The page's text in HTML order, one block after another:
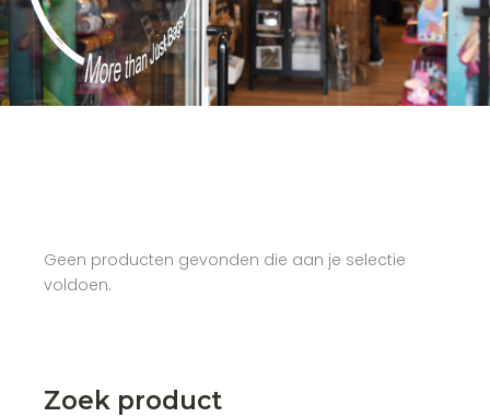
Geen producten gevonden die aan je selectie
voldoen.
Zoek product